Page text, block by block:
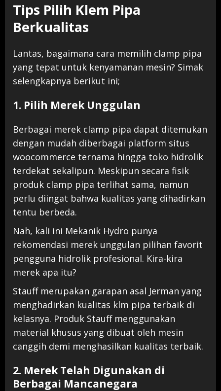
Tips Pilih Klem Pipa
Berkualitas
Lantas, bagaimana cara memilih clamp pipa
yang tepat untuk kenyamanan mesin? Simak
selengkapnya berikut ini;
1. Pilih Merek Unggulan
Berbagai merek clamp pipa dapat ditemukan
dengan mudah diberbagai platform situs
woocommerce ternama hingga toko hidrolik
terdekat sekalipun. Meskipun secara fisik
produk clamp pipa terlihat sama, namun
perlu diingat bahwa kualitas yang dihadirkan
tentu berbeda.
Nah, kali ini Mekanik Hydro punya
rekomendasi merek unggulan pilihan favorit
pengguna hidrolik profesional. Kira-kira
merek apa itu?
Stauff merupakan garapan asal Jerman yang
menghadirkan kualitas klm pipa terbaik di
kelasnya. Produk Stauff menggunakan
material khusus yang dibuat oleh mesin
canggih demi menghasilkan kualitas terbaik.
2. Merek Telah Digunakan di
Berbagai Mancanegara